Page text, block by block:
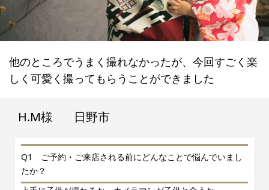
他のところでうまく撮れなかったが、今回すごく楽
しく可愛く撮ってもらうことができました
H.M様 日野市
Q1 ご予約・ご来店される前にどんなことで悩んでいまし
たか？